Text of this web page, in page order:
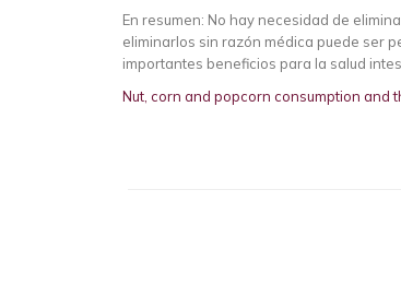
En resumen: No hay necesidad de
eliminarlos sin razón médica puede ser
importantes beneficios para la salud
Nut, corn and popcorn consumption and